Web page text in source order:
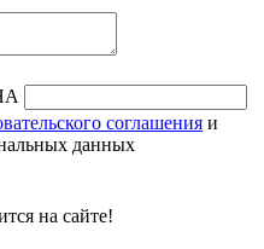
соглашения и
данных
на сайте!